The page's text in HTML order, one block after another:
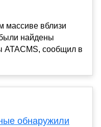
массиве вблизи
найдены
ATACMS, сообщил в
обнаружили